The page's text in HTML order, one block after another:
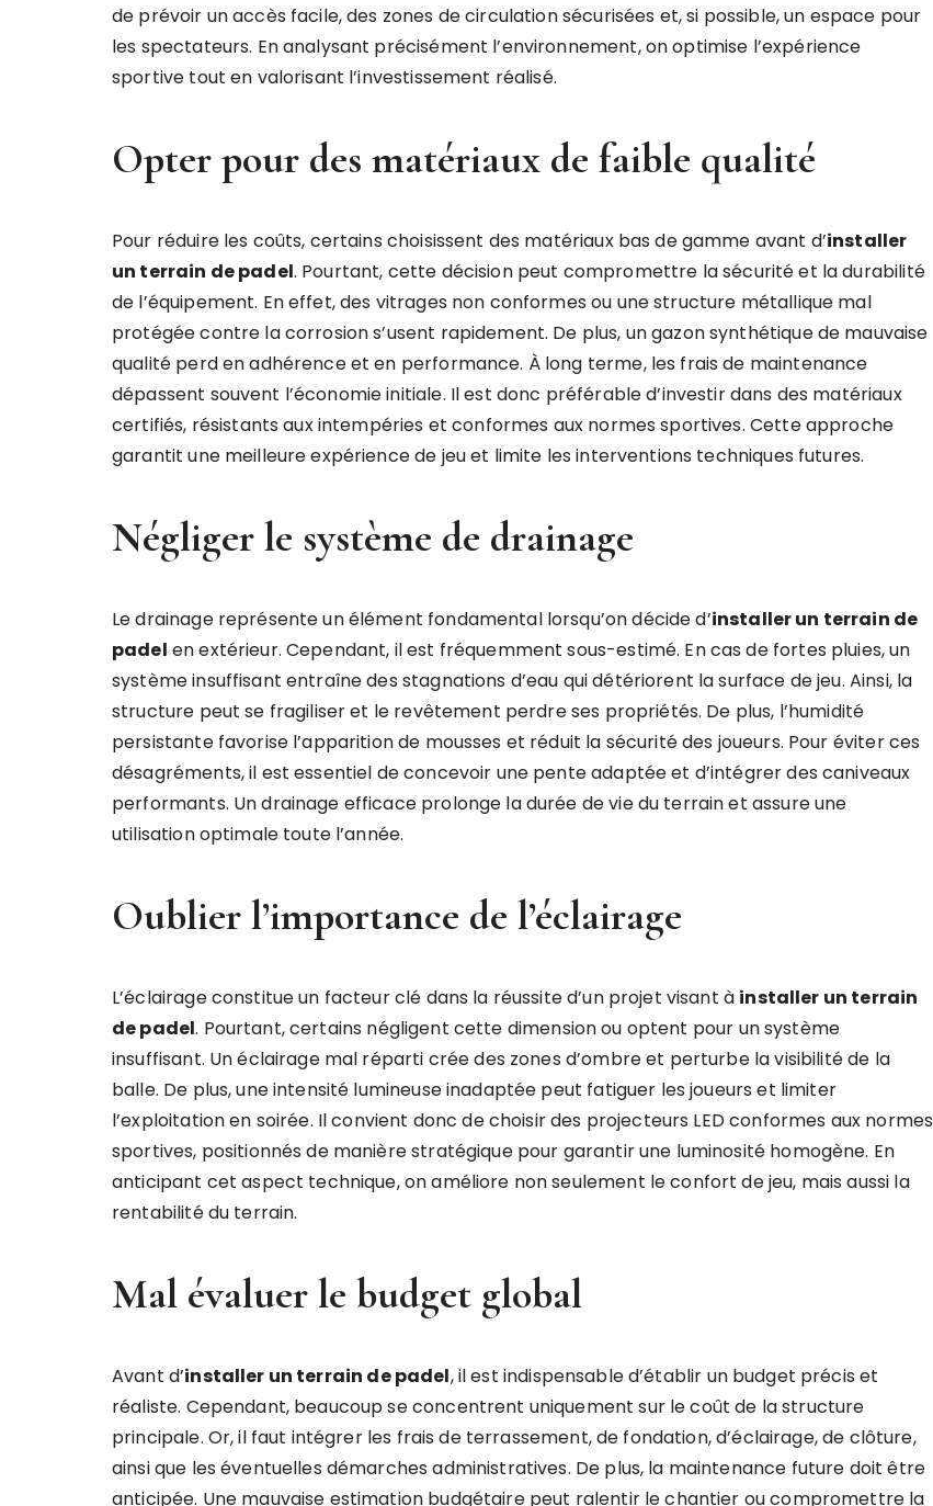
de prévoir un accès facile, des zones de circulation sécurisées et, si possible, un espace pour
les spectateurs. En analysant précisément l’environnement, on optimise l’expérience
sportive tout en valorisant l’investissement réalisé.
Opter pour des matériaux de faible qualité
Pour réduire les coûts, certains choisissent des matériaux bas de gamme avant d’installer
un terrain de padel. Pourtant, cette décision peut compromettre la sécurité et la durabilité
de l’équipement. En effet, des vitrages non conformes ou une structure métallique mal
protégée contre la corrosion s’usent rapidement. De plus, un gazon synthétique de mauvaise
qualité perd en adhérence et en performance. À long terme, les frais de maintenance
dépassent souvent l’économie initiale. Il est donc préférable d’investir dans des matériaux
certifiés, résistants aux intempéries et conformes aux normes sportives. Cette approche
garantit une meilleure expérience de jeu et limite les interventions techniques futures.
Négliger le système de drainage
Le drainage représente un élément fondamental lorsqu’on décide d’installer un terrain de
padel en extérieur. Cependant, il est fréquemment sous-estimé. En cas de fortes pluies, un
système insuffisant entraîne des stagnations d’eau qui détériorent la surface de jeu. Ainsi, la
structure peut se fragiliser et le revêtement perdre ses propriétés. De plus, l’humidité
persistante favorise l’apparition de mousses et réduit la sécurité des joueurs. Pour éviter ces
désagréments, il est essentiel de concevoir une pente adaptée et d’intégrer des caniveaux
performants. Un drainage efficace prolonge la durée de vie du terrain et assure une
utilisation optimale toute l’année.
Oublier l’importance de l’éclairage
L’éclairage constitue un facteur clé dans la réussite d’un projet visant à installer un terrain
de padel. Pourtant, certains négligent cette dimension ou optent pour un système
insuffisant. Un éclairage mal réparti crée des zones d’ombre et perturbe la visibilité de la
balle. De plus, une intensité lumineuse inadaptée peut fatiguer les joueurs et limiter
l’exploitation en soirée. Il convient donc de choisir des projecteurs LED conformes aux normes
sportives, positionnés de manière stratégique pour garantir une luminosité homogène. En
anticipant cet aspect technique, on améliore non seulement le confort de jeu, mais aussi la
rentabilité du terrain.
Mal évaluer le budget global
Avant d’installer un terrain de padel, il est indispensable d’établir un budget précis et
réaliste. Cependant, beaucoup se concentrent uniquement sur le coût de la structure
principale. Or, il faut intégrer les frais de terrassement, de fondation, d’éclairage, de clôture,
ainsi que les éventuelles démarches administratives. De plus, la maintenance future doit être
anticipée. Une mauvaise estimation budgétaire peut ralentir le chantier ou compromettre la